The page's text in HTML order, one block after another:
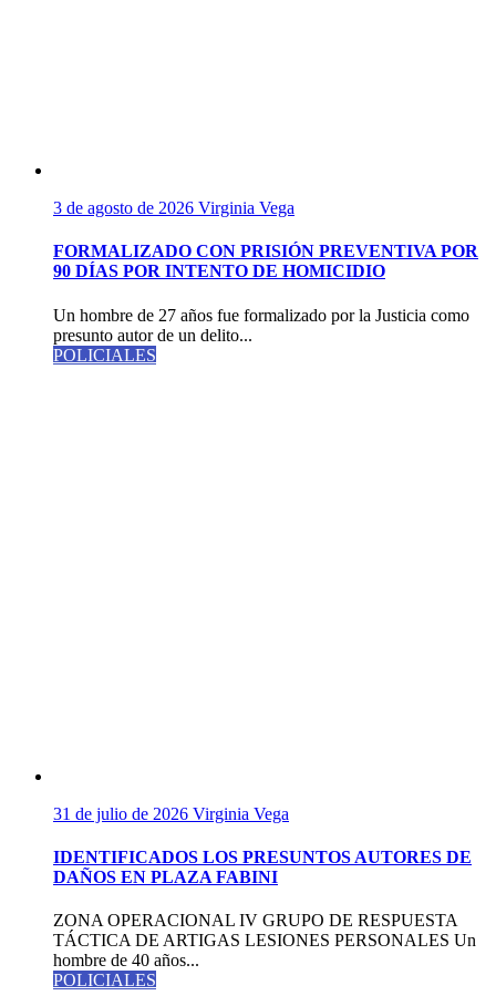
3 de agosto de 2026 Virginia Vega
FORMALIZADO CON PRISIÓN PREVENTIVA POR
90 DÍAS POR INTENTO DE HOMICIDIO
Un hombre de 27 años fue formalizado por la Justicia como
presunto autor de un delito...
POLICIALES
31 de julio de 2026 Virginia Vega
IDENTIFICADOS LOS PRESUNTOS AUTORES DE
DAÑOS EN PLAZA FABINI
ZONA OPERACIONAL IV GRUPO DE RESPUESTA
TÁCTICA DE ARTIGAS LESIONES PERSONALES Un
hombre de 40 años...
POLICIALES